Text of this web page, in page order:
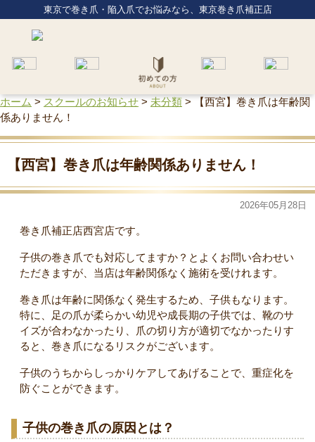
東京で巻き爪・陥入爪でお悩みなら、東京巻き爪補正店
ホーム > スクールのお知らせ > 未分類 >
【西宮】巻き爪は年齢関
係ありません！
【西宮】巻き爪は年齢関係ありません！
2026年05月28日
巻き爪補正店西宮店です。
子供の巻き爪でも対応してますか？とよくお問い合わせい
ただきますが、当店は年齢関係なく施術を受けれます。
巻き爪は年齢に関係なく発生するため、子供もなります。
特に、足の爪が柔らかい幼児や成長期の子供では、靴のサ
イズが合わなかったり、爪の切り方が適切でなかったりす
ると、巻き爪になるリスクがございます。
子供のうちからしっかりケアしてあげることで、重症化を
防ぐことができます。
子供の巻き爪の原因とは？